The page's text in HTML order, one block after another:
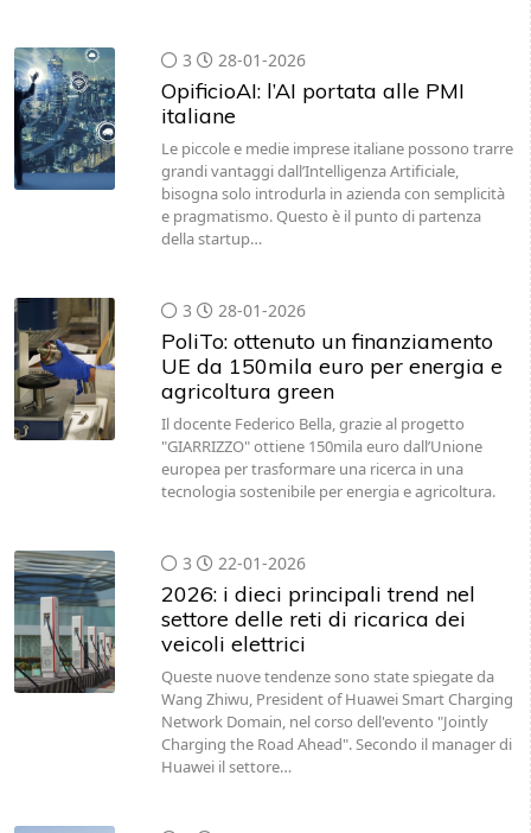
3 28-01-2026
OpificioAI: l’AI portata alle PMI
italiane
Le piccole e medie imprese italiane possono trarre
grandi vantaggi dall’Intelligenza Artificiale,
bisogna solo introdurla in azienda con semplicità
e pragmatismo. Questo è il punto di partenza
della startup…
3 28-01-2026
PoliTo: ottenuto un finanziamento
UE da 150mila euro per energia e
agricoltura green
Il docente Federico Bella, grazie al progetto
"GIARRIZZO" ottiene 150mila euro dall’Unione
europea per trasformare una ricerca in una
tecnologia sostenibile per energia e agricoltura.
3 22-01-2026
2026: i dieci principali trend nel
settore delle reti di ricarica dei
veicoli elettrici
Queste nuove tendenze sono state spiegate da
Wang Zhiwu, President of Huawei Smart Charging
Network Domain, nel corso dell'evento "Jointly
Charging the Road Ahead". Secondo il manager di
Huawei il settore…